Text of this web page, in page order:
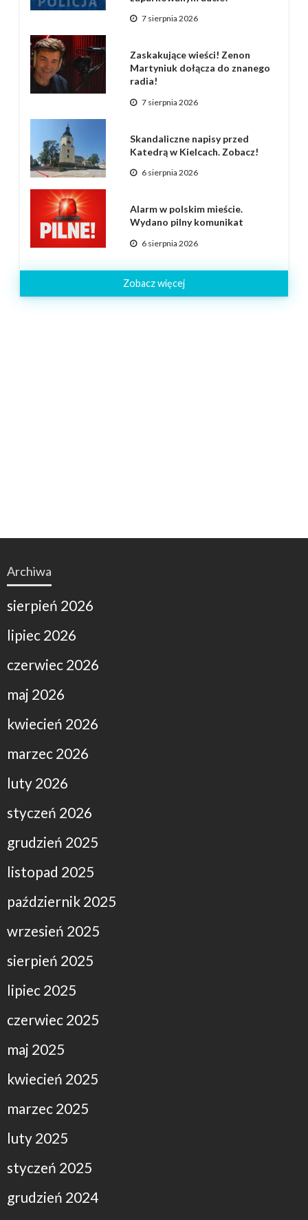
7 sierpnia 2026
Zaskakujące wieści! Zenon
Martyniuk dołącza do znanego
radia!
7 sierpnia 2026
Skandaliczne napisy przed
Katedrą w Kielcach. Zobacz!
6 sierpnia 2026
Alarm w polskim mieście.
Wydano pilny komunikat
6 sierpnia 2026
Zobacz więcej
Archiwa
sierpień 2026
lipiec 2026
czerwiec 2026
maj 2026
kwiecień 2026
marzec 2026
luty 2026
styczeń 2026
grudzień 2025
listopad 2025
październik 2025
wrzesień 2025
sierpień 2025
lipiec 2025
czerwiec 2025
maj 2025
kwiecień 2025
marzec 2025
luty 2025
styczeń 2025
grudzień 2024